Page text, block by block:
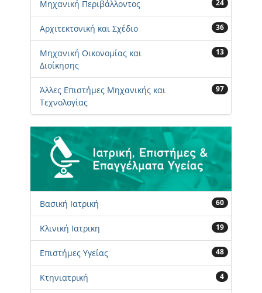
Μηχανική Περιβάλλοντος 24
Αρχιτεκτονική και Σχέδιο 36
Μηχανική Οικονομίας και
Διοίκησης
13
Άλλες Επιστήμες Μηχανικής και
Τεχνολογίας
97
Βασική Ιατρική 60
Κλινική Ιατρικη 19
Επιστήμες Υγείας 48
Κτηνιατρική 4